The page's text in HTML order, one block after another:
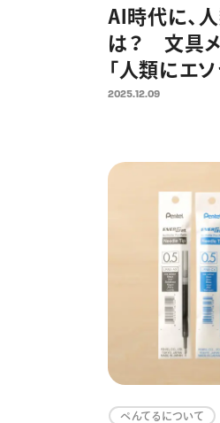
AI時代に、
は？ 文具
「人類にエ
ト開始
2025.12.09
ぺんてるについて